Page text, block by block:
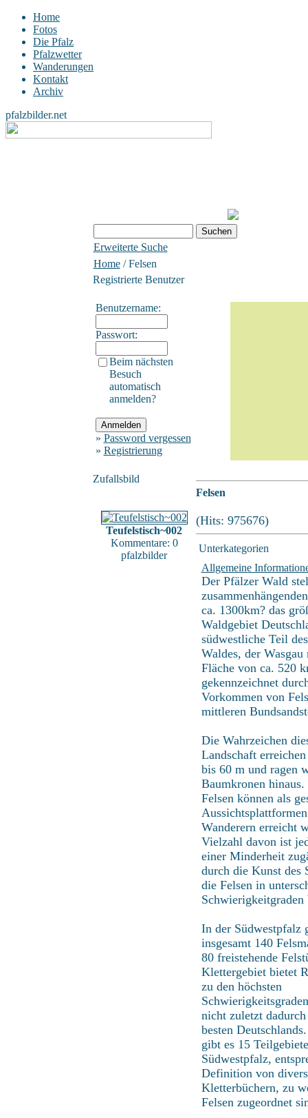
Home
Fotos
Die Pfalz
Pfalzwetter
Wanderungen
Kontakt
Archiv
pfalzbilder.net
Erweiterte Suche
Home/ Felsen
Registrierte Benutzer
Benutzername:
Passwort:
Beim nächsten
Besuch
automatisch
anmelden?
» Password vergessen
» Registrierung
Zufallsbild
Teufelstisch~002
Kommentare: 0
pfalzbilder
Felsen
(Hits: 975676)
Unterkategorien
Allgemeine
Der Pfälzer Wald
ca. 1300km? das
Waldgebiet
südwestliche Teil
Waldes, der
Fläche von ca. 520
gekennzeichnet
Vorkommen von
mittleren
Die Wahrzeichen
Landschaft
bis 60 m und ragen
Baumkronen
Felsen können als
Wanderern erreicht
Vielzahl davon ist
einer Minderheit
durch die Kunst des
die Felsen in
Schwierigkeitgraden
In der Südwestpfalz
insgesamt 140
80 freistehende
Klettergebiet bietet
zu den höchsten
nicht zuletzt
besten
gibt es 15
Südwestpfalz,
Definition von
Kletterbüchern, zu
Felsen zugeordnet